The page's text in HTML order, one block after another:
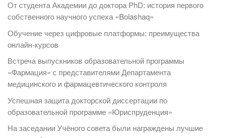
От студента Академии до доктора PhD: история первого
собственного научного успеха «Bolashaq»
Обучение через цифровые платформы: преимущества
онлайн-курсов
Встреча выпускников образовательной программы
«Фармация» с представителями Департамента
медицинского и фармацевтического контроля
Успешная защита докторской диссертации по
образовательной программе «Юриспруденция»
На заседании Учёного совета были награждены лучшие